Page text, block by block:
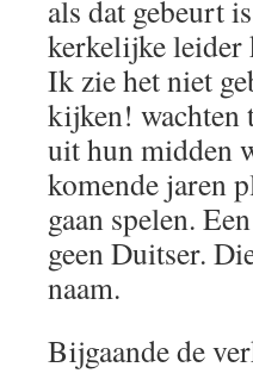
als dat gebeurt
kerkelijke leider
Ik zie het niet
kijken! wachten
uit hun midden
komende jaren
gaan spelen.
geen Duitser.
naam.
Bijgaande de